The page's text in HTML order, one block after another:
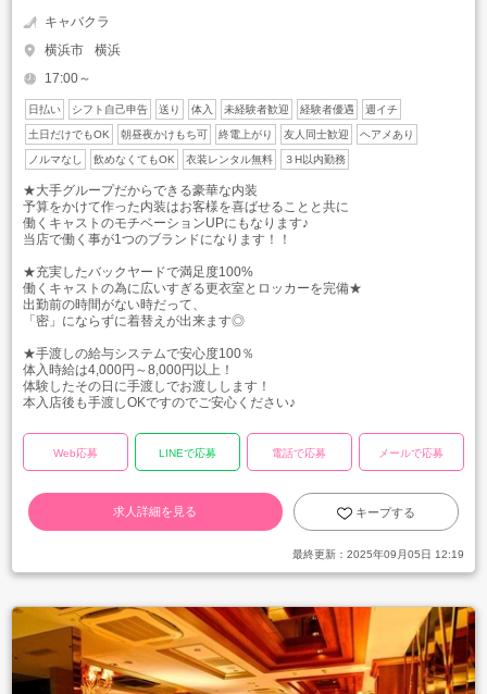
キャバクラ
横浜市
横浜
17:00～
日払い シフト自己申告 送り 体入 未経験者歓迎 経験者優遇 週イチ
土日だけでもOK 朝昼夜かけもち可 終電上がり 友人同士歓迎 ヘアメあり
ノルマなし 飲めなくてもOK 衣装レンタル無料 ３H以内勤務
★大手グループだからできる豪華な内装
予算をかけて作った内装はお客様を喜ばせることと共に
働くキャストのモチベーションUPにもなります♪
当店で働く事が1つのブランドになります！！
★充実したバックヤードで満足度100%
働くキャストの為に広いすぎる更衣室とロッカーを完備★
出勤前の時間がない時だって、
「密」にならずに着替えが出来ます◎
★手渡しの給与システムで安心度100％
体入時給は4,000円～8,000円以上！
体験したその日に手渡しでお渡しします！
本入店後も手渡しOKですのでご安心ください♪
Web応募 LINEで応募 電話で応募 メールで応募
求人詳細を見る キープする
最終更新： 2025年09月05日 12:19